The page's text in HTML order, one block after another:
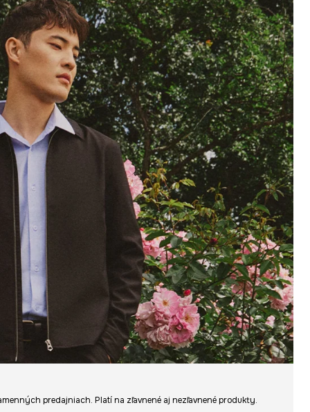
predajniach. Platí na zľavnené aj nezľavnené produkty.